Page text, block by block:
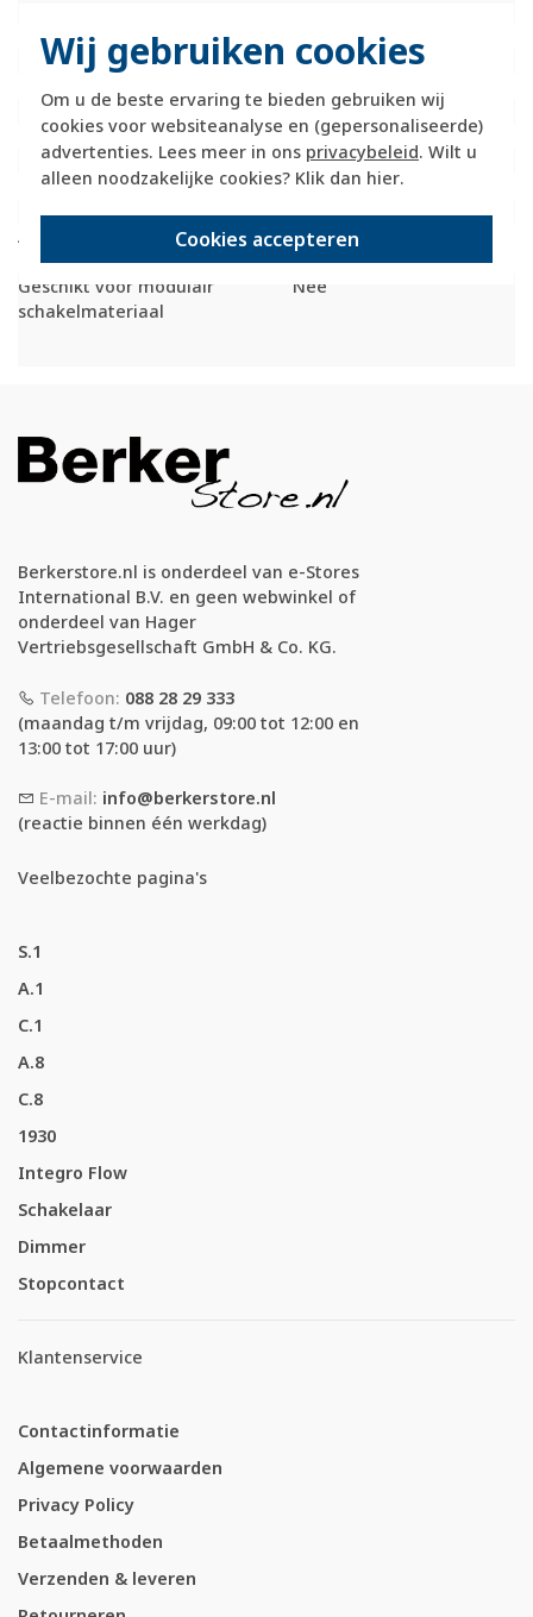
Wij gebruiken cookies
Om u de beste ervaring te bieden gebruiken wij
cookies voor websiteanalyse en (gepersonaliseerde)
advertenties. Lees meer in ons privacybeleid. Wilt u
alleen noodzakelijke cookies? Klik dan hier.
Cookies accepteren
Beschermingsgraad (IP)
Transparant
Nee
Met wartelinvoering
Nee
Met kanaalinvoering
Ja
Schakelmateriaalbreedte
93,9 Millimeter (mm)
Schakelmateriaalhoogte
84,7 Millimeter (mm)
Schakelmateriaaldiepte
22,9 Millimeter (mm)
Aantal modules (bij
modulair systeem)
0
Geschikt voor modulair
schakelmateriaal
Nee
Berkerstore.nl is onderdeel van e-Stores
International B.V. en geen webwinkel of
onderdeel van Hager
Vertriebsgesellschaft GmbH & Co. KG.
Telefoon: 088 28 29 333
(maandag t/m vrijdag, 09:00 tot 12:00 en
13:00 tot 17:00 uur)
E-mail: info@berkerstore.nl
(reactie binnen één werkdag)
Veelbezochte pagina's
S.1
A.1
C.1
A.8
C.8
1930
Integro Flow
Schakelaar
Dimmer
Stopcontact
Klantenservice
Contactinformatie
Algemene voorwaarden
Privacy Policy
Betaalmethoden
Verzenden & leveren